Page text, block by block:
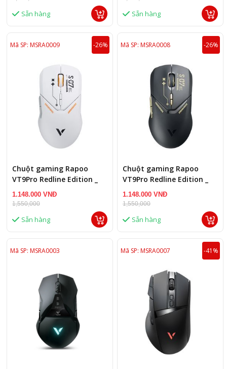
Sẵn hàng Sẵn hàng
Mã SP: MSRA0009 -26%
Chuột gaming Rapoo
VT9Pro Redline Edition _
White Orange (Kết nối USB
+ Wireless 2.4G)
1.148.000 VNĐ
1,550,000
Sẵn hàng
Mã SP: MSRA0008 -26%
Chuột gaming Rapoo
VT9Pro Redline Edition _
Black Gold (Kết nối USB +
Wireless 2.4G)
1.148.000 VNĐ
1,550,000
Sẵn hàng
Mã SP: MSRA0003 Mã SP: MSRA0007 -41%